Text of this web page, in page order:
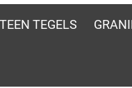
TEGELS